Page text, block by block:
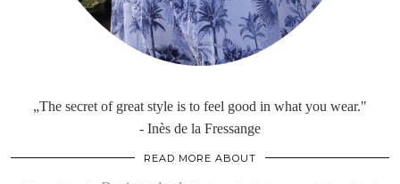
„The secret of great style is to feel good in what you wear."
- Inès de la Fressange
READ MORE ABOUT